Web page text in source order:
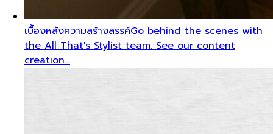
เบื้องหลังความสร้างสรรค์Go behind the scenes with
the All That's Stylist team. See our content
creation…